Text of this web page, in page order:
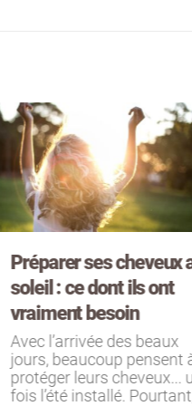
Préparer ses cheveux au
: ce dont ils ont
besoin
Avec l’arrivée des beaux
jours, beaucoup pensent à
protéger leurs cheveux... une
fois l’été installé. Pourtant,